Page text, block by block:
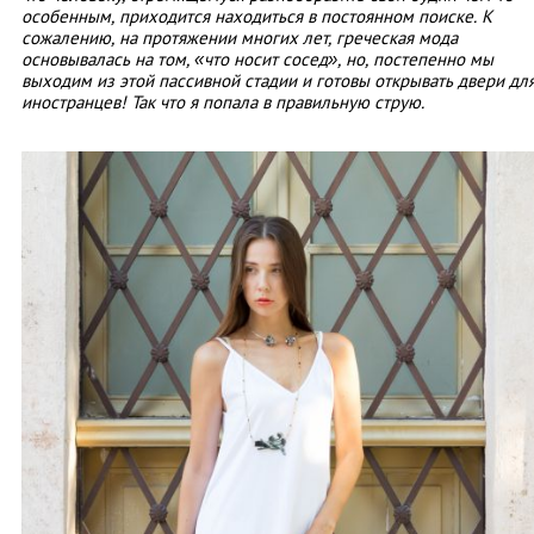
особенным, приходится находиться в постоянном поиске. К
сожалению, на протяжении многих лет, греческая мода
основывалась на том, «что носит сосед», но, постепенно мы
выходим из этой пассивной стадии и готовы открывать двери
иностранцев! Так что я попала в правильную струю.